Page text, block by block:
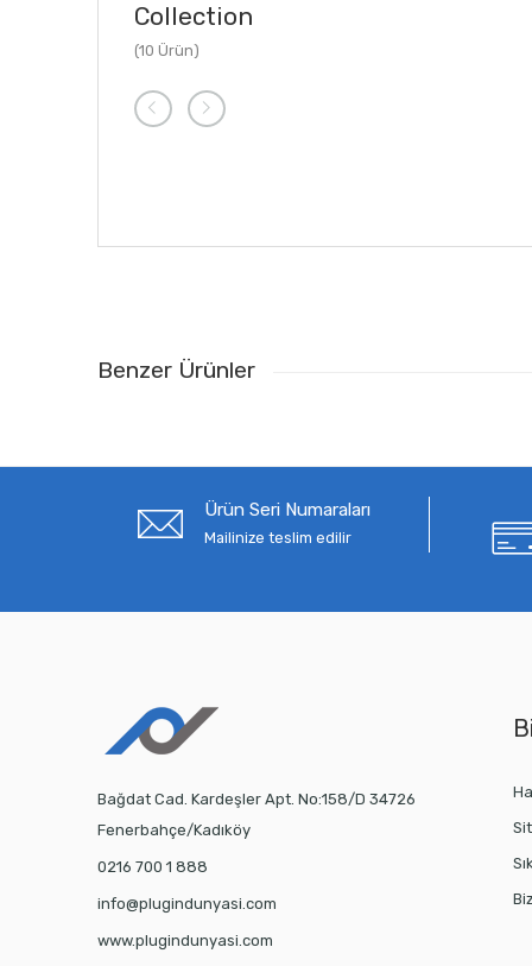
Collection
(10 Ürün)
Benzer Ürünler
Ürün Seri Numaraları
Mailinize teslim edilir
Bağdat Cad. Kardeşler Apt. No:158/D 34726
Fenerbahçe/Kadıköy
0216 700 1 888
info@plugindunyasi.com
www.plugindunyasi.com